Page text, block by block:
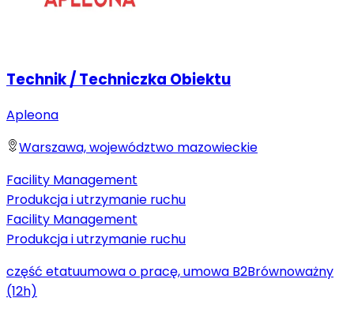
Technik / Techniczka Obiektu
Apleona
Warszawa, województwo mazowieckie
Facility Management
Produkcja i utrzymanie ruchu
Facility Management
Produkcja i utrzymanie ruchu
część etatuumowa o pracę, umowa B2Brównoważny
(12h)